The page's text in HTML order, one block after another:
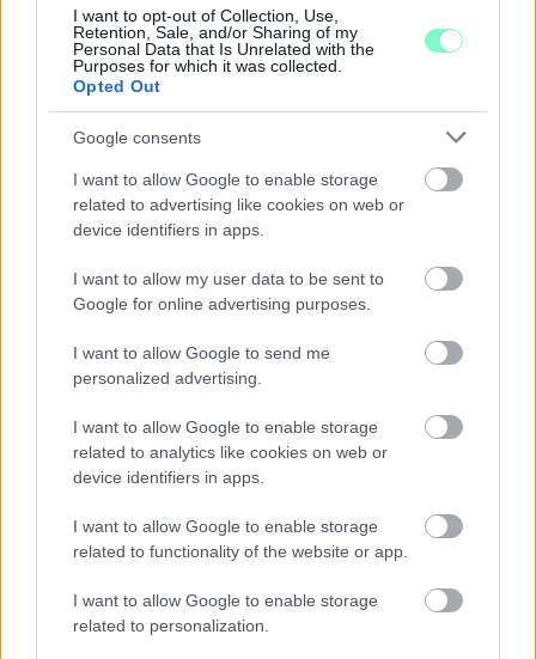
I want to opt-out of Collection, Use,
Retention, Sale, and/or Sharing of my
Personal Data that Is Unrelated with the
Purposes for which it was collected.
Opted Out
Google consents
I want to allow Google to enable storage
related to advertising like cookies on web or
device identifiers in apps.
I want to allow my user data to be sent to
Google for online advertising purposes.
I want to allow Google to send me
personalized advertising.
I want to allow Google to enable storage
related to analytics like cookies on web or
device identifiers in apps.
I want to allow Google to enable storage
related to functionality of the website or app.
I want to allow Google to enable storage
related to personalization.
Középpontban a hagyományőrzés, de lesz Pogány Induló és
Majka koncert, jóga szeánsz, “borhajózás” és egy csomó minden
ENERGIATAKARÉKOSSÁG: KORÁBBAN KEZDŐDIK
MÉRKŐZÉSE